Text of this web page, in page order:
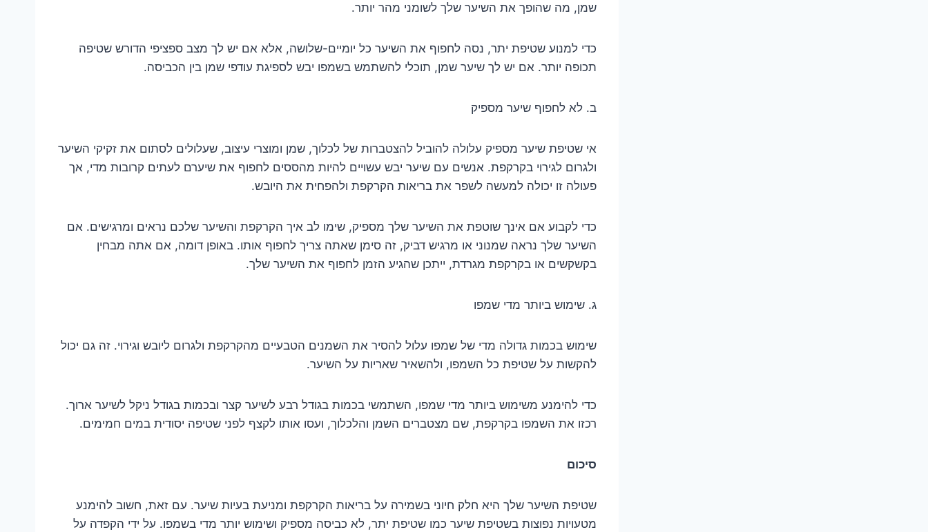
שמן, מה שהופך את השיער שלך לשומני מהר יותר.
כדי למנוע שטיפת יתר, נסה לחפוף את השיער כל יומיים-שלושה, אלא אם יש לך מצב ספציפי הדורש שטיפה
תכופה יותר. אם יש לך שיער שמן, תוכלי להשתמש בשמפו יבש לספיגת עודפי שמן בין הכביסה.
ב. לא לחפוף שיער מספיק
אי שטיפת שיער מספיק עלולה להוביל להצטברות של לכלוך, שמן ומוצרי עיצוב, שעלולים לסתום את זקיקי השיער
ולגרום לגירוי בקרקפת. אנשים עם שיער יבש עשויים להיות מהססים לחפוף את שיערם לעתים קרובות מדי, אך
פעולה זו יכולה למעשה לשפר את בריאות הקרקפת ולהפחית את היובש.
כדי לקבוע אם אינך שוטפת את השיער שלך מספיק, שימו לב איך הקרקפת והשיער שלכם נראים ומרגישים. אם
השיער שלך נראה שמנוני או מרגיש דביק, זה סימן שאתה צריך לחפוף אותו. באופן דומה, אם אתה מבחין
בקשקשים או בקרקפת מגרדת, ייתכן שהגיע הזמן לחפוף את השיער שלך.
ג. שימוש ביותר מדי שמפו
שימוש בכמות גדולה מדי של שמפו עלול להסיר את השמנים הטבעיים מהקרקפת ולגרום ליובש וגירוי. זה גם יכול
להקשות על שטיפת כל השמפו, ולהשאיר שאריות על השיער.
כדי להימנע משימוש ביותר מדי שמפו, השתמשי בכמות בגודל רבע לשיער קצר ובכמות בגודל ניקל לשיער ארוך.
רכזו את השמפו בקרקפת, שם מצטברים השמן והלכלוך, ועסו אותו לקצף לפני שטיפה יסודית במים חמימים.
סיכום
שטיפת השיער שלך היא חלק חיוני בשמירה על בריאות הקרקפת ומניעת בעיות שיער. עם זאת, חשוב להימנע
מטעויות נפוצות בשטיפת שיער כמו שטיפת יתר, לא כביסה מספיק ושימוש יותר מדי בשמפו. על ידי הקפדה על